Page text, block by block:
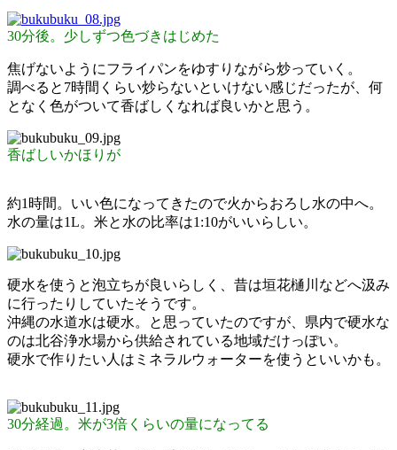
30分後。少しずつ色づきはじめた
焦げないようにフライパンをゆすりながら炒っていく。
調べると7時間くらい炒らないといけない感じだったが、何
となく色がついて香ばしくなれば良いかと思う。
香ばしいかほりが
約1時間。いい色になってきたので火からおろし水の中へ。
水の量は1L。米と水の比率は1:10がいいらしい。
硬水を使うと泡立ちが良いらしく、昔は垣花樋川などへ汲み
に行ったりしていたそうです。
沖縄の水道水は硬水。と思っていたのですが、県内で硬水な
のは北谷浄水場から供給されている地域だけっぽい。
硬水で作りたい人はミネラルウォーターを使うといいかも。
30分経過。米が3倍くらいの量になってる